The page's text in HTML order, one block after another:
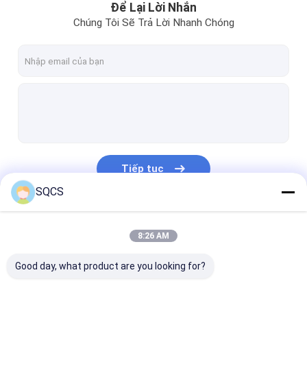
Phụ tùng phụ tùng Ford Transit
Các bộ phận phụ tùng Mercedes Benz
vòng bi bánh xe
Để Lại Lời Nhắn
Chúng Tôi Sẽ Trả Lời Nhanh Chóng
Tiếp tục
SQCS
8:26 AM
Good day, what product are you looking for?